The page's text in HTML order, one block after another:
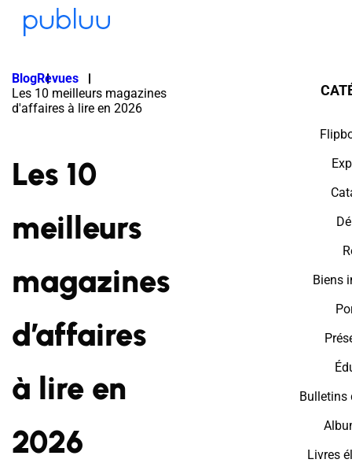
BlogRevues
Les 10 meilleurs magazines
d'affaires à lire en 2026
Les 10
meilleurs
magazines
d’affaires
à lire en
2026
Biens
Bulletins
Livres